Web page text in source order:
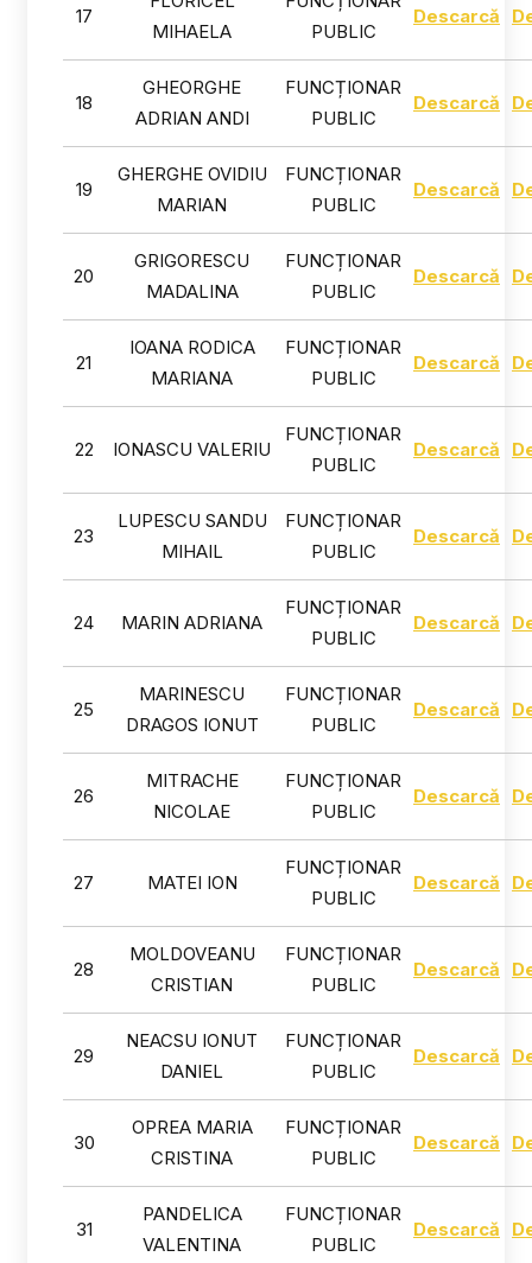
17
MIHAELA
PUBLIC
Descarcă
18
GHEORGHE
ADRIAN ANDI
FUNCȚIONAR
PUBLIC
Descarcă
19
GHERGHE OVIDIU
MARIAN
FUNCȚIONAR
PUBLIC
Descarcă
20
GRIGORESCU
MADALINA
FUNCȚIONAR
PUBLIC
Descarcă
21
IOANA RODICA
MARIANA
FUNCȚIONAR
PUBLIC
Descarcă
22 IONASCU VALERIU
FUNCȚIONAR
PUBLIC
Descarcă
23
LUPESCU SANDU
MIHAIL
FUNCȚIONAR
PUBLIC
Descarcă
24 MARIN ADRIANA
FUNCȚIONAR
PUBLIC
Descarcă
25
MARINESCU
DRAGOS IONUT
FUNCȚIONAR
PUBLIC
Descarcă
26
MITRACHE
NICOLAE
FUNCȚIONAR
PUBLIC
Descarcă
27 MATEI ION
FUNCȚIONAR
PUBLIC
Descarcă
28
MOLDOVEANU
CRISTIAN
FUNCȚIONAR
PUBLIC
Descarcă
29
NEACSU IONUT
DANIEL
FUNCȚIONAR
PUBLIC
Descarcă
30
OPREA MARIA
CRISTINA
FUNCȚIONAR
PUBLIC
Descarcă
31
PANDELICA
VALENTINA
FUNCȚIONAR
PUBLIC
Descarcă